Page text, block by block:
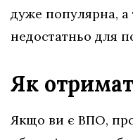
дуже популярна, а
недостатньо для
Як
Якщо ви є ВПО,